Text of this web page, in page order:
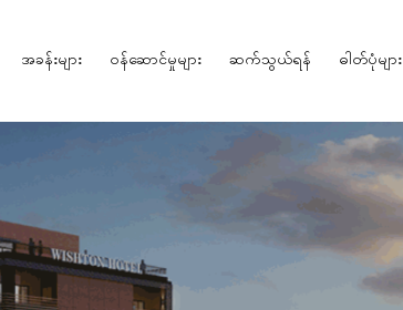
အခန်းများ ၀န်ဆောင်မှုများ ဆက်သွယ်ရန် ဓါတ်ပုံများ